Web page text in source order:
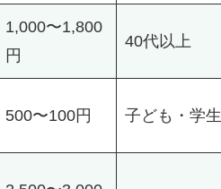
1,000〜1,800
円
40代以上
500〜100円 子ども・学生